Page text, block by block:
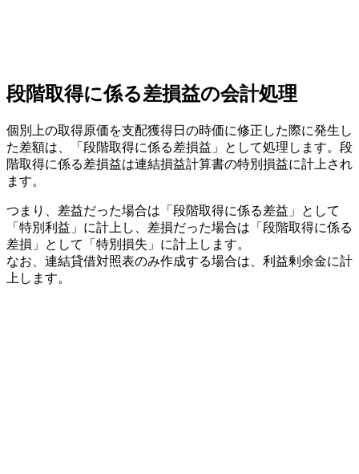
段階取得に係る差損益の会計処理
個別上の取得原価を支配獲得日の時価に修正した際に発生し
た差額は、「段階取得に係る差損益」として処理します。段
階取得に係る差損益は連結損益計算書の特別損益に計上され
ます。
つまり、差益だった場合は「段階取得に係る差益」として
「特別利益」に計上し、差損だった場合は「段階取得に係る
差損」として「特別損失」に計上します。
なお、連結貸借対照表のみ作成する場合は、利益剰余金に計
上します。